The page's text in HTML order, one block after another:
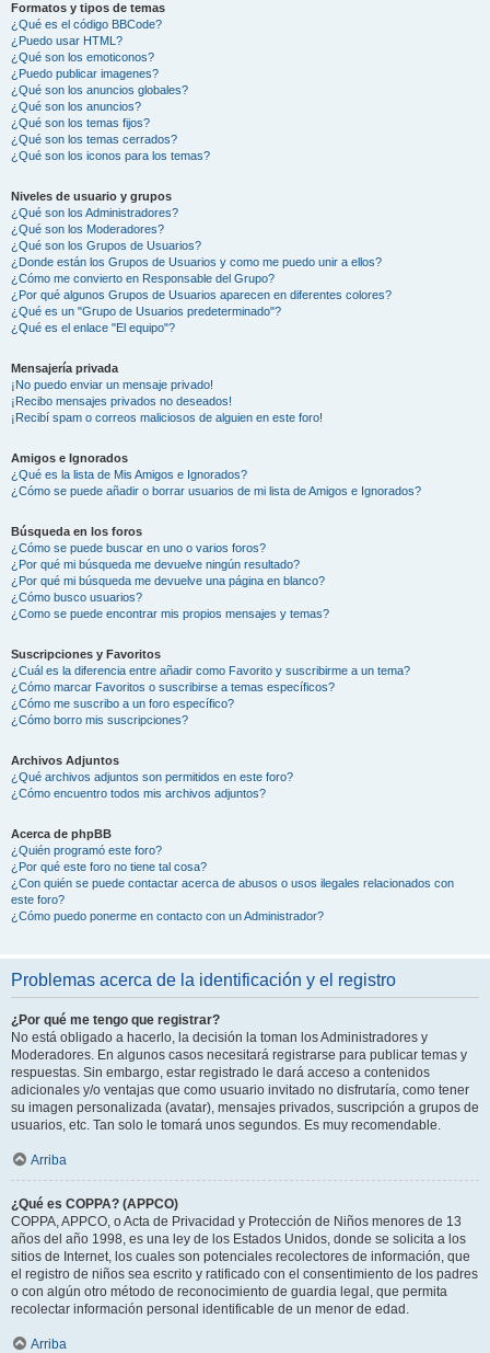
Formatos y tipos de temas
¿Qué es el código BBCode?
¿Puedo usar HTML?
¿Qué son los emoticonos?
¿Puedo publicar imagenes?
¿Qué son los anuncios globales?
¿Qué son los anuncios?
¿Qué son los temas fijos?
¿Qué son los temas cerrados?
¿Qué son los iconos para los temas?
Niveles de usuario y grupos
¿Qué son los Administradores?
¿Qué son los Moderadores?
¿Qué son los Grupos de Usuarios?
¿Donde están los Grupos de Usuarios y como me puedo unir a ellos?
¿Cómo me convierto en Responsable del Grupo?
¿Por qué algunos Grupos de Usuarios aparecen en diferentes colores?
¿Qué es un "Grupo de Usuarios predeterminado"?
¿Qué es el enlace "El equipo"?
Mensajería privada
¡No puedo enviar un mensaje privado!
¡Recibo mensajes privados no deseados!
¡Recibí spam o correos maliciosos de alguien en este foro!
Amigos e Ignorados
¿Qué es la lista de Mis Amigos e Ignorados?
¿Cómo se puede añadir o borrar usuarios de mi lista de Amigos e Ignorados?
Búsqueda en los foros
¿Cómo se puede buscar en uno o varios foros?
¿Por qué mi búsqueda me devuelve ningún resultado?
¿Por qué mi búsqueda me devuelve una página en blanco?
¿Cómo busco usuarios?
¿Como se puede encontrar mis propios mensajes y temas?
Suscripciones y Favoritos
¿Cuál es la diferencia entre añadir como Favorito y suscribirme a un tema?
¿Cómo marcar Favoritos o suscribirse a temas específicos?
¿Cómo me suscribo a un foro específico?
¿Cómo borro mis suscripciones?
Archivos Adjuntos
¿Qué archivos adjuntos son permitidos en este foro?
¿Cómo encuentro todos mis archivos adjuntos?
Acerca de phpBB
¿Quién programó este foro?
¿Por qué este foro no tiene tal cosa?
¿Con quién se puede contactar acerca de abusos o usos ilegales relacionados con
este foro?
¿Cómo puedo ponerme en contacto con un Administrador?
Problemas acerca de la identificación y el registro
¿Por qué me tengo que registrar?
No está obligado a hacerlo, la decisión la toman los Administradores y
Moderadores. En algunos casos necesitará registrarse para publicar temas y
respuestas. Sin embargo, estar registrado le dará acceso a contenidos
adicionales y/o ventajas que como usuario invitado no disfrutaría, como tener
su imagen personalizada (avatar), mensajes privados, suscripción a grupos de
usuarios, etc. Tan solo le tomará unos segundos. Es muy recomendable.
Arriba
¿Qué es COPPA? (APPCO)
COPPA, APPCO, o Acta de Privacidad y Protección de Niños menores de 13
años del año 1998, es una ley de los Estados Unidos, donde se solicita a los
sitios de Internet, los cuales son potenciales recolectores de información, que
el registro de niños sea escrito y ratificado con el consentimiento de los padres
o con algún otro método de reconocimiento de guardia legal, que permita
recolectar información personal identificable de un menor de edad.
Arriba